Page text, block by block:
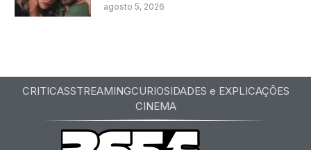
agosto 5, 2026
CRITICASSTREAMINGCURIOSIDADES e EXPLICAÇÕES
CINEMA